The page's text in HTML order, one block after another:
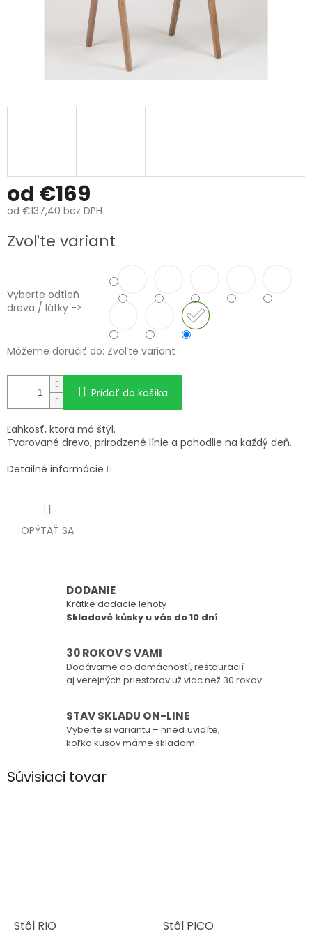
od €169
od €137,40 bez DPH
cena:
Zvoľte variant
Vyberte odtieň
dreva / látky ->
Môžeme doručiť do: Zvoľte variant
Pridať do košíka
Ľahkosť, ktorá má štýl.
Tvarované drevo, prirodzené línie a pohodlie na každý deň.
Detailné informácie
OPÝTAŤ SA
DODANIE
Krátke dodacie lehoty
Skladové kúsky u vás do 10 dní
30 ROKOV S VAMI
Dodávame do domácností, reštaurácií
aj verejných priestorov už viac než 30 rokov
STAV SKLADU ON-LINE
Vyberte si variantu – hneď uvidíte,
koľko kusov máme skladom
Súvisiaci tovar
Stôl RIO Stôl PICO